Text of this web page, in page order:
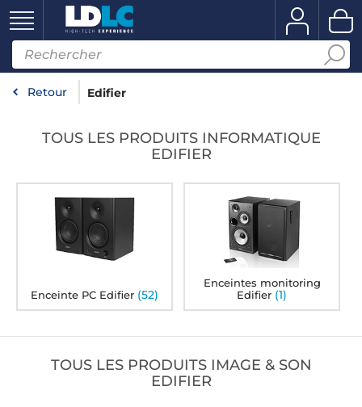
Retour Edifier
TOUS LES PRODUITS INFORMATIQUE
EDIFIER
Enceinte PC Edifier (52)
Enceintes monitoring
Edifier (1)
TOUS LES PRODUITS IMAGE & SON
EDIFIER